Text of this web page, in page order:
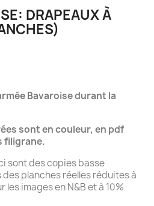
DRAPEAUX À
Bavaroise durant la
sont en couleur, en pdf
filigrane.
sont des copies basse
planches réelles réduites à
les images en N&B et à 10%